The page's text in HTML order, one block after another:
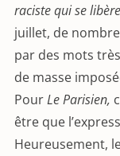
raciste qui se
juillet, de
par des mots
de masse
PourLe Parisien,
être que
Heureusement,